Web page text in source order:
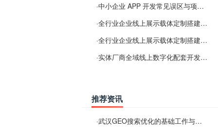
·中小企业 APP 开发常见误区与项目规划实用经验
·全行业企业线上展示载体定制搭建服务
·全行业企业线上展示载体定制搭建服务
·实体厂商全域线上数字化配套开发与地域检索优化服务
推荐资讯
·武汉GEO搜索优化的基础工作与实施思路